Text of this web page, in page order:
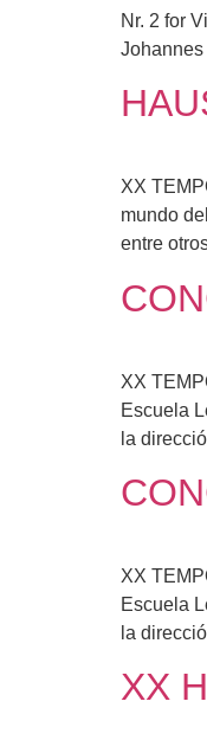
Nr. 2 for
XX
mundo
entre
XX
Escuela
la
XX
Escuela
la
XX